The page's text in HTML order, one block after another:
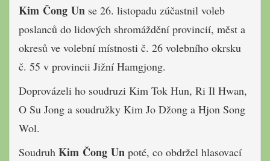
Kim Čong Un se 26. listopadu zúčastnil voleb
poslanců do lidových shromáždění provincií, měst a
okresů ve volební místnosti č. 26 volebního okrsku
č. 55 v provincii Jižní Hamgjong.
Doprovázeli ho soudruzi Kim Tok Hun, Ri Il Hwan,
O Su Jong a soudružky Kim Jo Džong a Hjon Song
Wol.
Soudruh Kim Čong Un poté, co obdržel hlasovací